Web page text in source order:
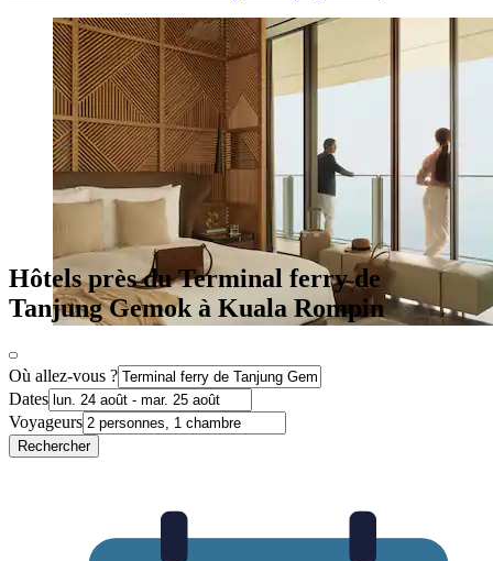
Hôtels près du Terminal ferry de
Tanjung Gemok à Kuala Rompin
Où allez-vous ?
Dates
Voyageurs
Rechercher